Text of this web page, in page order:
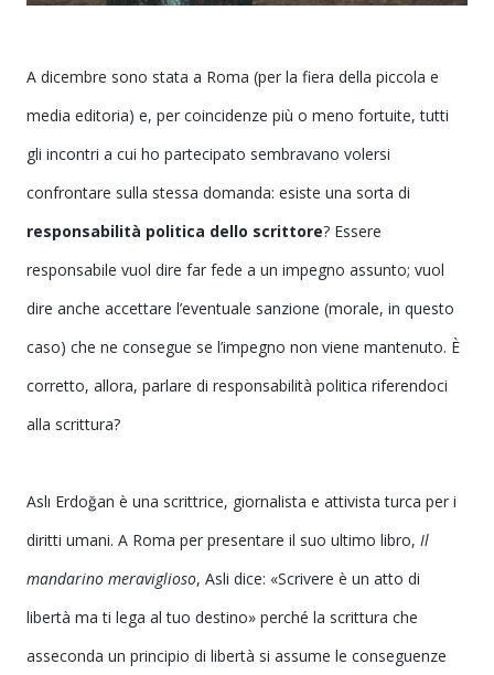
A dicembre sono stata a Roma (per la fiera della piccola e
media editoria) e, per coincidenze più o meno fortuite, tutti
gli incontri a cui ho partecipato sembravano volersi
confrontare sulla stessa domanda: esiste una sorta di
responsabilità politica dello scrittore? Essere
responsabile vuol dire far fede a un impegno assunto; vuol
dire anche accettare l’eventuale sanzione (morale, in questo
caso) che ne consegue se l’impegno non viene mantenuto. È
corretto, allora, parlare di responsabilità politica riferendoci
alla scrittura?
Aslı Erdoğan è una scrittrice, giornalista e attivista turca per i
diritti umani. A Roma per presentare il suo ultimo libro, Il
mandarino meraviglioso, Asli dice: «Scrivere è un atto di
libertà ma ti lega al tuo destino» perché la scrittura che
asseconda un principio di libertà si assume le conseguenze